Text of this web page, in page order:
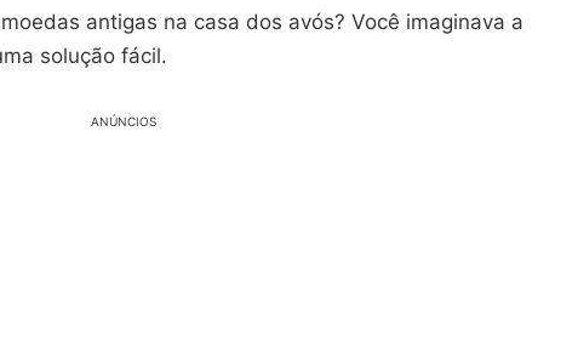
antigas na casa dos avós? Você imaginava a
solução fácil.
ANÚNCIOS